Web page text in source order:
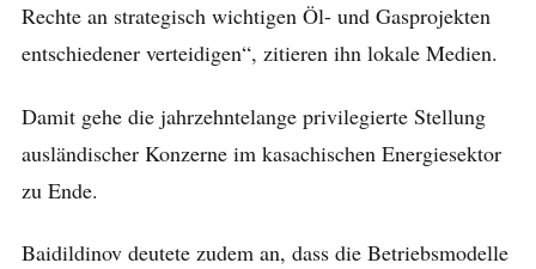
Rechte an strategisch wichtigen Öl- und Gasprojekten
entschiedener verteidigen“, zitieren ihn lokale Medien.
Damit gehe die jahrzehntelange privilegierte Stellung
ausländischer Konzerne im kasachischen Energiesektor
zu Ende.
Baidildinov deutete zudem an, dass die Betriebsmodelle